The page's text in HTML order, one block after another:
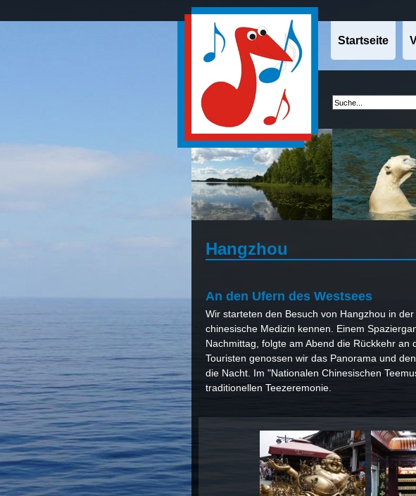
Startseite
Hangzhou
An den Ufern des Westsees
Wir starteten den Besuch von Hangzhou in
chinesische Medizin kennen. Einem
Nachmittag, folgte am Abend die Rückkehr
Touristen genossen wir das Panorama und
die Nacht. Im "Nationalen Chinesischen
traditionellen Teezeremonie.